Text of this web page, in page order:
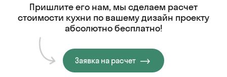
Пришлите его нам, мы сделаем расчет
стоимости кухни по вашему дизайн проекту
абсолютно бесплатно!
Заявка на расчет